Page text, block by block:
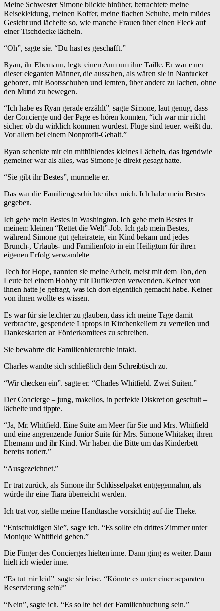
Meine Schwester Simone blickte hinüber, betrachtete meine
Reisekleidung, meinen Koffer, meine flachen Schuhe, mein müdes
Gesicht und lächelte so, wie manche Frauen über einen Fleck auf
einer Tischdecke lächeln.
“Oh”, sagte sie. “Du hast es geschafft.”
Ryan, ihr Ehemann, legte einen Arm um ihre Taille. Er war einer
dieser eleganten Männer, die aussahen, als wären sie in Nantucket
geboren, mit Bootsschuhen und lernten, über andere zu lachen, ohne
den Mund zu bewegen.
“Ich habe es Ryan gerade erzählt”, sagte Simone, laut genug, dass
der Concierge und der Page es hören konnten, “ich war mir nicht
sicher, ob du wirklich kommen würdest. Flüge sind teuer, weißt du.
Vor allem bei einem Nonprofit-Gehalt.”
Ryan schenkte mir ein mitfühlendes kleines Lächeln, das irgendwie
gemeiner war als alles, was Simone je direkt gesagt hatte.
“Sie gibt ihr Bestes”, murmelte er.
Das war die Familiengeschichte über mich. Ich habe mein Bestes
gegeben.
Ich gebe mein Bestes in Washington. Ich gebe mein Bestes in
meinem kleinen “Rettet die Welt”-Job. Ich gab mein Bestes,
während Simone gut geheiratete, ein Kind bekam und jedes
Brunch-, Urlaubs- und Familienfoto in ein Heiligtum für ihren
eigenen Erfolg verwandelte.
Tech for Hope, nannten sie meine Arbeit, meist mit dem Ton, den
Leute bei einem Hobby mit Duftkerzen verwenden. Keiner von
ihnen hatte je gefragt, was ich dort eigentlich gemacht habe. Keiner
von ihnen wollte es wissen.
Es war für sie leichter zu glauben, dass ich meine Tage damit
verbrachte, gespendete Laptops in Kirchenkellern zu verteilen und
Dankeskarten an Förderkomitees zu schreiben.
Sie bewahrte die Familienhierarchie intakt.
Charles wandte sich schließlich dem Schreibtisch zu.
“Wir checken ein”, sagte er. “Charles Whitfield. Zwei Suiten.”
Der Concierge – jung, makellos, in perfekte Diskretion geschult –
lächelte und tippte.
“Ja, Mr. Whitfield. Eine Suite am Meer für Sie und Mrs. Whitfield
und eine angrenzende Junior Suite für Mrs. Simone Whitaker, ihren
Ehemann und ihr Kind. Wir haben die Bitte um das Kinderbett
bereits notiert.”
“Ausgezeichnet.”
Er trat zurück, als Simone ihr Schlüsselpaket entgegennahm, als
würde ihr eine Tiara überreicht werden.
Ich trat vor, stellte meine Handtasche vorsichtig auf die Theke.
“Entschuldigen Sie”, sagte ich. “Es sollte ein drittes Zimmer unter
Monique Whitfield geben.”
Die Finger des Concierges hielten inne. Dann ging es weiter. Dann
hielt ich wieder inne.
“Es tut mir leid”, sagte sie leise. “Könnte es unter einer separaten
Reservierung sein?”
“Nein”, sagte ich. “Es sollte bei der Familienbuchung sein.”